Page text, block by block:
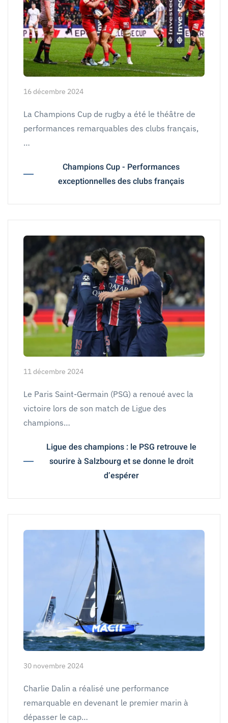
16 décembre 2024
La Champions Cup de rugby a été le théâtre de
performances remarquables des clubs français,
…
Champions Cup - Performances
exceptionnelles des clubs français
11 décembre 2024
Le Paris Saint-Germain (PSG) a renoué avec la
victoire lors de son match de Ligue des
champions…
Ligue des champions : le PSG retrouve le
sourire à Salzbourg et se donne le droit
d’espérer
30 novembre 2024
Charlie Dalin a réalisé une performance
remarquable en devenant le premier marin à
dépasser le cap…